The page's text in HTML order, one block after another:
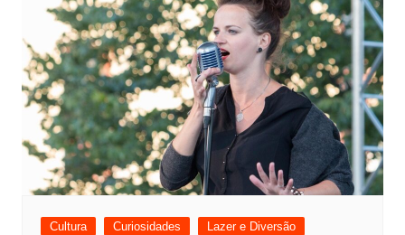
Cultura Curiosidades Lazer e Diversão